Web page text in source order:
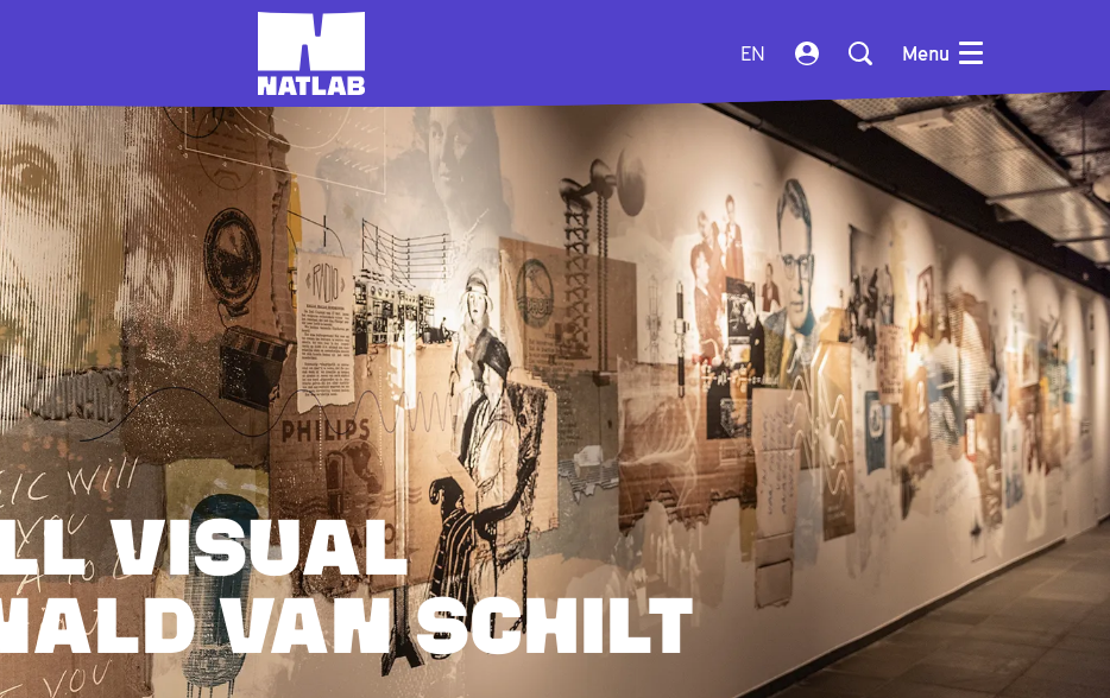
EN Menu
VISUAL
VAN SCHILT